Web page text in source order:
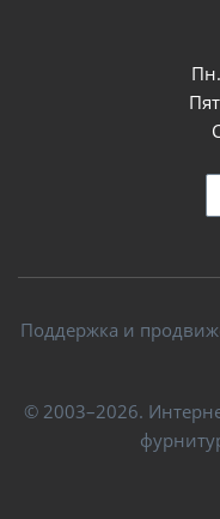
Поддержка и
© 2003–2026.